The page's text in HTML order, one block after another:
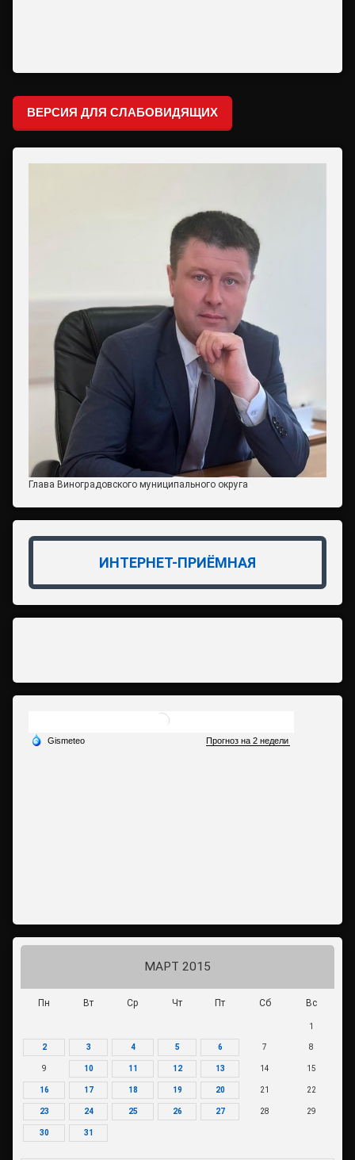
ВЕРСИЯ ДЛЯ СЛАБОВИДЯЩИХ
Глава Виноградовского муниципального округа
ИНТЕРНЕТ-ПРИЁМНАЯ
МАРТ 2015
Пн Вт Ср Чт Пт Сб Вс
1
2 3 4 5 6 7 8
9 10 11 12 13 14 15
16 17 18 19 20 21 22
23 24 25 26 27 28 29
30 31